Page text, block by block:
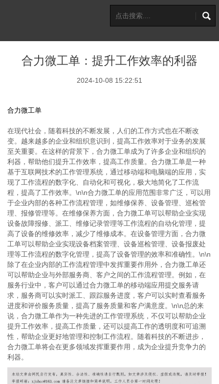
合力微工单：提升工作效率的利器
2024-10-08 15:22:51
合力微工单
在现代社会，随着科技的不断发展，人们的工作方式也在不断改
变。越来越多的企业和组织意识到，提高工作效率对于业务的发展
至关重要。在这样的背景下，合力微工单成为了许多企业和组织的
利器，帮助他们提升工作效率，提高工作质量。合力微工单是一种
基于互联网技术的工作管理系统，通过移动端和电脑端的应用，实
现了工作流程的数字化、自动化和可视化，极大地简化了工作流
程，提高了工作效率。\n\n合力微工单的应用范围非常广泛，可以用
于企业内部的各种工作流程管理，如维修保养、设备管理、巡检管
理、报修管理等。在维修保养方面，合力微工单可以帮助企业实现
设备故障报修、派工、维修记录管理等工作流程的自动化管理，提
高了设备的维修效率，减少了维修成本。在设备管理方面，合力微
工单可以帮助企业实现设备档案管理、设备巡检管理、设备报废处
理等工作流程的数字化管理，提高了设备管理的效率和准确性。\n\n
除了在企业内部的工作流程管理中发挥重要作用外，合力微工单还
可以帮助企业与外部服务商、客户之间的工作流程管理。例如，在
服务行业中，客户可以通过合力微工单的移动端应用提交服务请
求，服务商可以实时派工、跟踪服务进度，客户可以实时查看服务
进度和评价服务质量，提高了服务质量和客户满意度。\n\n总的来
说，合力微工单作为一种先进的工作管理系统，不仅可以帮助企业
提升工作效率，提高工作质量，还可以提高工作的透明度和可追溯
性，帮助企业更好地管理和控制工作流程。随着科技的不断进步，
合力微工单将会在更多领域发挥重要作用，成为企业提升竞争力的
利器。